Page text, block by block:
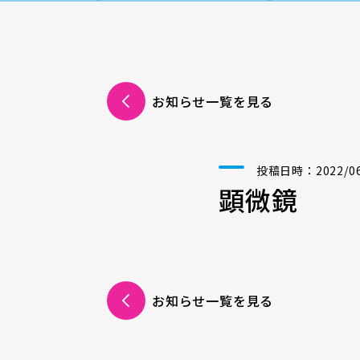
お知らせ一覧を見る
投稿日時：2022/
顕微鏡
お知らせ一覧を見る